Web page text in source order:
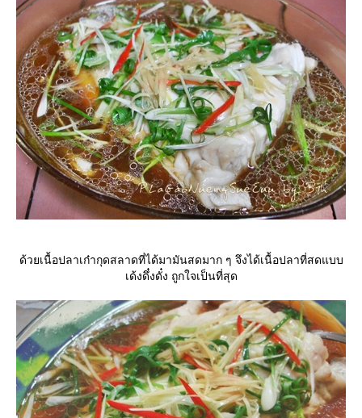
ด้วยเนื้อปลาเก๋ากุดสลาดที่ได้มามันสดมาก ๆ จึงได้เนื้อปลาที่สดแบบ
เด้งดึ๋งดั๋ง ถูกใจเป็นที่สุด